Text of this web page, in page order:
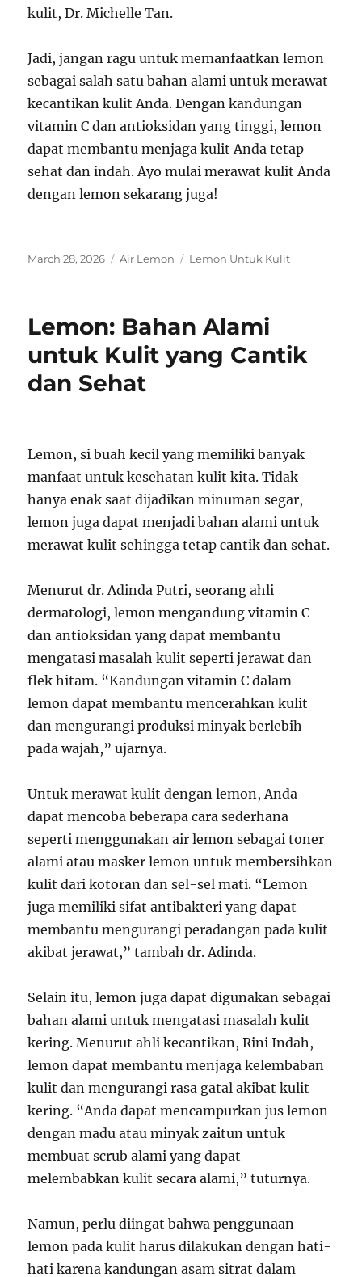
kulit, Dr. Michelle Tan.
Jadi, jangan ragu untuk memanfaatkan lemon
sebagai salah satu bahan alami untuk merawat
kecantikan kulit Anda. Dengan kandungan
vitamin C dan antioksidan yang tinggi, lemon
dapat membantu menjaga kulit Anda tetap
sehat dan indah. Ayo mulai merawat kulit Anda
dengan lemon sekarang juga!
Posted
March 28, 2026 Categories
Air Lemon Tags
Lemon Untuk Kulit
Lemon: Bahan Alami
untuk Kulit yang Cantik
dan Sehat
Lemon, si buah kecil yang memiliki banyak
manfaat untuk kesehatan kulit kita. Tidak
hanya enak saat dijadikan minuman segar,
lemon juga dapat menjadi bahan alami untuk
merawat kulit sehingga tetap cantik dan sehat.
Menurut dr. Adinda Putri, seorang ahli
dermatologi, lemon mengandung vitamin C
dan antioksidan yang dapat membantu
mengatasi masalah kulit seperti jerawat dan
flek hitam. “Kandungan vitamin C dalam
lemon dapat membantu mencerahkan kulit
dan mengurangi produksi minyak berlebih
pada wajah,” ujarnya.
Untuk merawat kulit dengan lemon, Anda
dapat mencoba beberapa cara sederhana
seperti menggunakan air lemon sebagai toner
alami atau masker lemon untuk membersihkan
kulit dari kotoran dan sel-sel mati. “Lemon
juga memiliki sifat antibakteri yang dapat
membantu mengurangi peradangan pada kulit
akibat jerawat,” tambah dr. Adinda.
Selain itu, lemon juga dapat digunakan sebagai
bahan alami untuk mengatasi masalah kulit
kering. Menurut ahli kecantikan, Rini Indah,
lemon dapat membantu menjaga kelembaban
kulit dan mengurangi rasa gatal akibat kulit
kering. “Anda dapat mencampurkan jus lemon
dengan madu atau minyak zaitun untuk
membuat scrub alami yang dapat
melembabkan kulit secara alami,” tuturnya.
Namun, perlu diingat bahwa penggunaan
lemon pada kulit harus dilakukan dengan hati-
hati karena kandungan asam sitrat dalam